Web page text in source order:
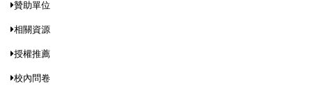
贊助單位
相關資源
授權推薦
校內問卷